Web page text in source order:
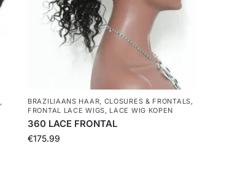
,
BRAZILIAANS HAAR, CLOSURES & FRONTALS,
FRONTAL LACE WIGS, LACE WIG KOPEN
360 LACE FRONTAL
€175.99